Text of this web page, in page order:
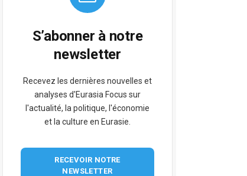
S’abonner à notre
newsletter
Recevez les dernières nouvelles et
analyses d'Eurasia Focus sur
l'actualité, la politique, l'économie
et la culture en Eurasie.
RECEVOIR NOTRE
NEWSLETTER